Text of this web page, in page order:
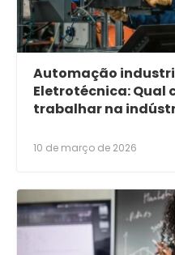
Automação
Eletrotécnica: Qual
trabalhar na
10 de março de 2026